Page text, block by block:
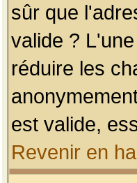
sûr que
valide ?
réduire les
est valide,
Revenir en